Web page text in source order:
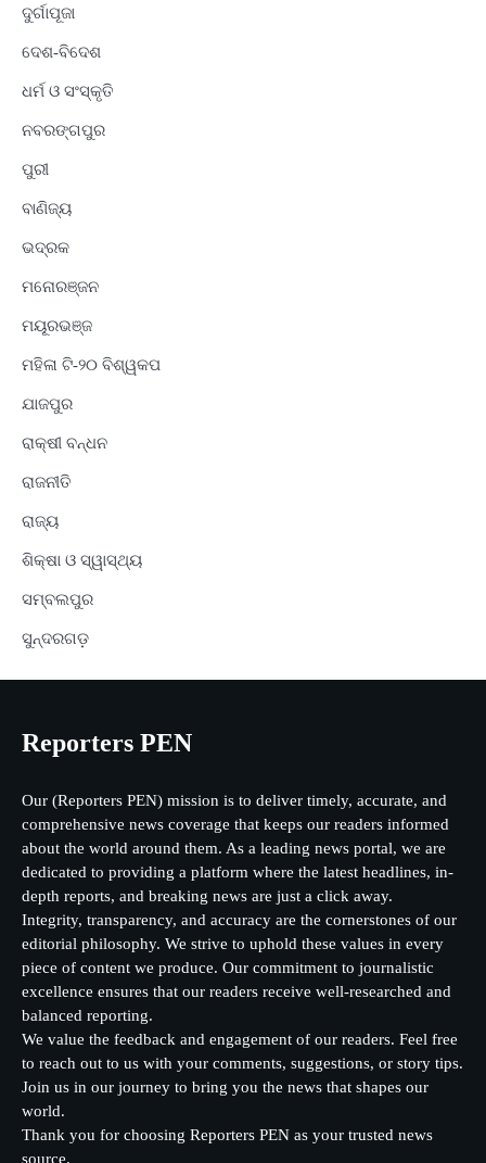
ଦୁର୍ଗାପୂଜା
ଦେଶ-ବିଦେଶ
ଧର୍ମ ଓ ସଂସ୍କୃତି
ନବରଙ୍ଗପୁର
ପୁରୀ
ବାଣିଜ୍ୟ
ଭଦ୍ରକ
ମନୋରଞ୍ଜନ
ମୟୂରଭଞ୍ଜ
ମହିଳା ଟି-୨୦ ବିଶ୍ୱକପ
ଯାଜପୁର
ରାକ୍ଷୀ ବନ୍ଧନ
ରାଜନୀତି
ରାଜ୍ୟ
ଶିକ୍ଷା ଓ ସ୍ୱାସ୍ଥ୍ୟ
ସମ୍ବଲପୁର
ସୁନ୍ଦରଗଡ଼
Reporters PEN
Our (Reporters PEN) mission is to deliver timely, accurate, and
comprehensive news coverage that keeps our readers informed
about the world around them. As a leading news portal, we are
dedicated to providing a platform where the latest headlines, in-
depth reports, and breaking news are just a click away.
Integrity, transparency, and accuracy are the cornerstones of our
editorial philosophy. We strive to uphold these values in every
piece of content we produce. Our commitment to journalistic
excellence ensures that our readers receive well-researched and
balanced reporting.
We value the feedback and engagement of our readers. Feel free
to reach out to us with your comments, suggestions, or story tips.
Join us in our journey to bring you the news that shapes our
world.
Thank you for choosing Reporters PEN as your trusted news
source.